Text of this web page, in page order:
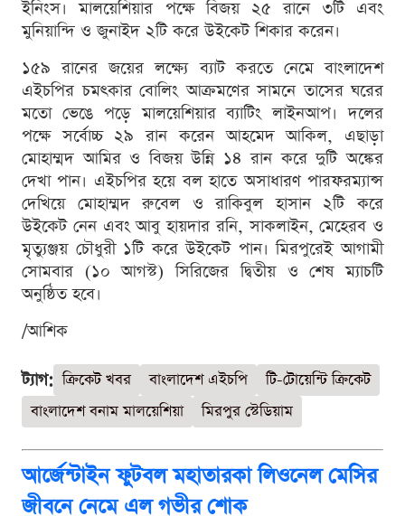
ইনিংস। মালয়েশিয়ার পক্ষে বিজয় ২৫ রানে ৩টি এবং
মুনিয়ান্দি ও জুনাইদ ২টি করে উইকেট শিকার করেন।
১৫৯ রানের জয়ের লক্ষ্যে ব্যাট করতে নেমে বাংলাদেশ
এইচপির চমৎকার বোলিং আক্রমণের সামনে তাসের ঘরের
মতো ভেঙে পড়ে মালয়েশিয়ার ব্যাটিং লাইনআপ। দলের
পক্ষে সর্বোচ্চ ২৯ রান করেন আহমেদ আকিল, এছাড়া
মোহাম্মদ আমির ও বিজয় উন্নি ১৪ রান করে দুটি অঙ্কের
দেখা পান। এইচপির হয়ে বল হাতে অসাধারণ পারফরম্যান্স
দেখিয়ে মোহাম্মদ রুবেল ও রাকিবুল হাসান ২টি করে
উইকেট নেন এবং আবু হায়দার রনি, সাকলাইন, মেহেরব ও
মৃত্যুঞ্জয় চৌধুরী ১টি করে উইকেট পান। মিরপুরেই আগামী
সোমবার (১০ আগস্ট) সিরিজের দ্বিতীয় ও শেষ ম্যাচটি
অনুষ্ঠিত হবে।
/আশিক
ট্যাগ: ক্রিকেট খবর বাংলাদেশ এইচপি
টি-টোয়েন্টি ক্রিকেট
বাংলাদেশ বনাম মালয়েশিয়া
মিরপুর স্টেডিয়াম
আর্জেন্টাইন ফুটবল মহাতারকা লিওনেল মেসির
জীবনে নেমে এল গভীর শোক